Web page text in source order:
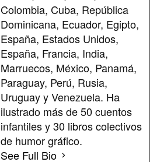
Colombia, Cuba, República
Dominicana, Ecuador, Egipto,
España, Estados Unidos,
España, Francia, India,
Marruecos, México, Panamá,
Paraguay, Perú, Rusia,
Uruguay y Venezuela. Ha
ilustrado más de 50 cuentos
infantiles y 30 libros colectivos
de humor gráfico.
See Full Bio